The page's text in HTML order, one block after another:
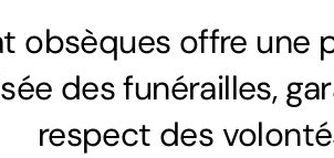
obsèques offre une
des funérailles,
respect des